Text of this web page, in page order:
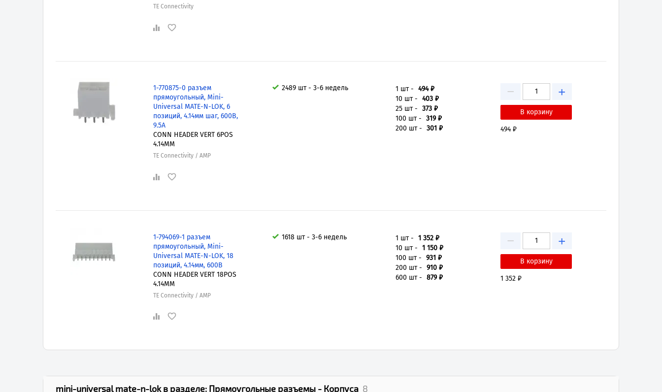
TE Connectivity
1-770875-0 разъем
прямоугольный, Mini-
Universal MATE-N-LOK, 6
позиций, 4.14мм шаг, 600В,
9.5А
CONN HEADER VERT 6POS
4.14MM
TE Connectivity / AMP
2489 шт - 3-6 недель 1 шт - 494 ₽
10 шт - 403 ₽
25 шт - 373 ₽
100 шт - 319 ₽
200 шт - 301 ₽
− +
494 ₽
1-794069-1 разъем
прямоугольный, Mini-
Universal MATE-N-LOK, 18
позиций, 4.14мм, 600В
CONN HEADER VERT 18POS
4.14MM
TE Connectivity / AMP
1618 шт - 3-6 недель 1 шт - 1 352 ₽
10 шт - 1 150 ₽
100 шт - 931 ₽
200 шт - 910 ₽
600 шт - 879 ₽
− +
1 352 ₽
mini-universal mate-n-lokв разделе: Прямоугольные разъемы - Корпуса 8